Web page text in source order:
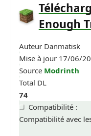
Enough
Auteur Danmatisk
Mise à jour 17/06/
Source Modrinth
Total DL
74
Compatibilité :
Compatibilité avec